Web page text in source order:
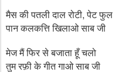
मैस की पतली दाल रोटी, पेट फुल
पान कलकत्ति खिलाओ साब जी
मेज मैं फिर से बजाता हूँ चलो
तुम रफ़ी के गीत गाओ साब जी